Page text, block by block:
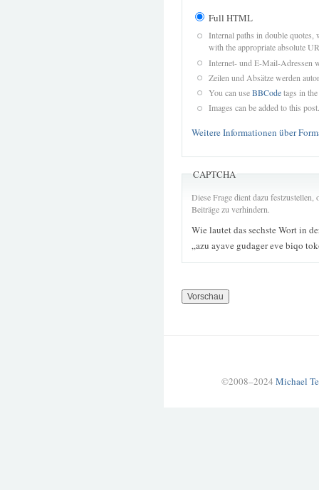
Full HTML
Internal paths in double quotes,
with the appropriate absolute
Internet- und E-Mail-Adressen
Zeilen und Absätze werden
You can useBBCodetags in
Images can be added to this post.
Weitere Informationen über
CAPTCHA
Diese Frage dient dazu
Beiträge zu verhindern.
Wie lautet das sechste Wort in
„azu ayave gudager eve biqo
©2008–2024 Michael